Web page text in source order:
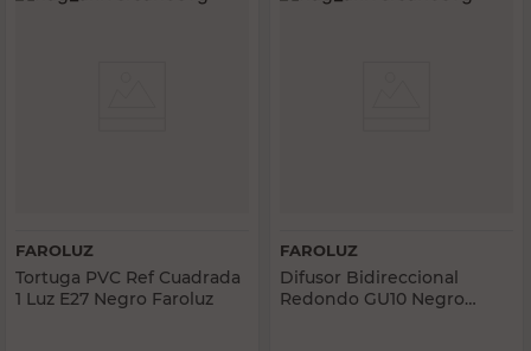
FAROLUZ
Tortuga PVC Ref Cuadrada
1 Luz E27 Negro Faroluz
FAROLUZ
Difusor Bidireccional
Redondo GU10 Negro